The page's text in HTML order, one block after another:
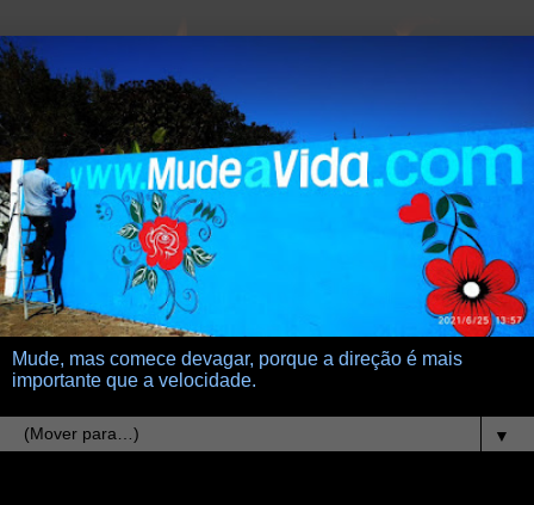
Mude, mas comece devagar, porque a direção é mais
importante que a velocidade.
▼